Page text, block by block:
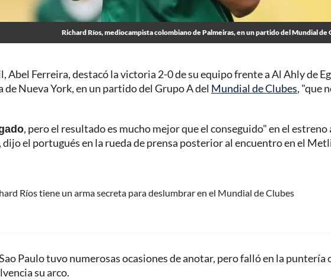
Richard Ríos, mediocampista colombiano de Palmeiras, en un partido del Mundial de
Abel Ferreira, destacó la victoria 2-0 de su equipo frente a Al Ahly de
Nueva York, en un partido del Grupo A del Mundial de Clubes, "que
, pero el resultado es mucho mejor que el conseguido" en el estreno
el portugués en la rueda de prensa posterior al encuentro en el
Ríos tiene un arma secreta para deslumbrar en el Mundial de Clubes
Paulo tuvo numerosas ocasiones de anotar, pero falló en la puntería
su arco.